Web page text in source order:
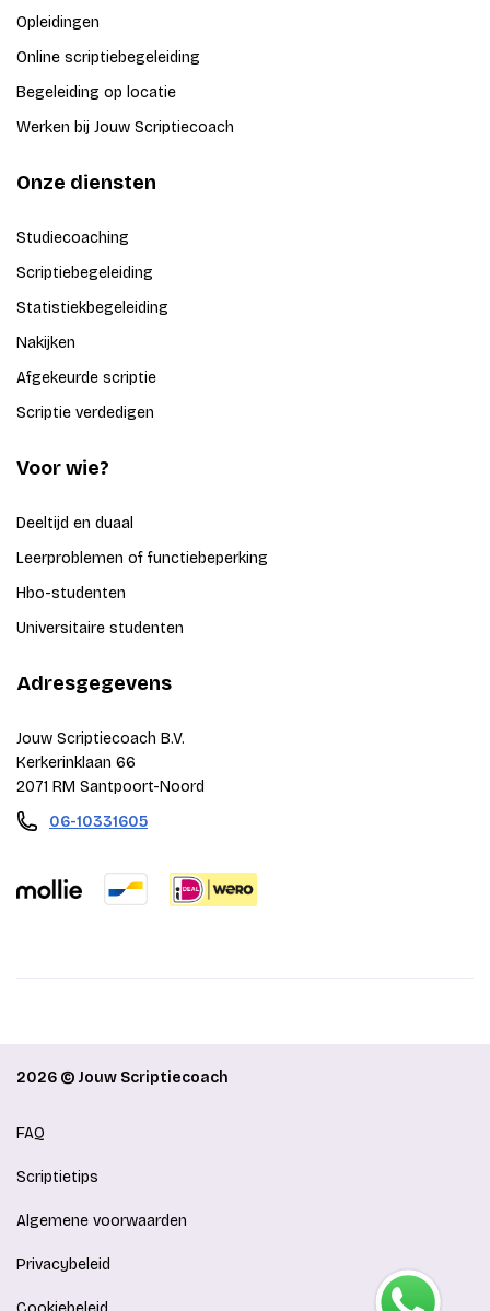
Opleidingen
Online scriptiebegeleiding
Begeleiding op locatie
Werken bij Jouw Scriptiecoach
Onze diensten
Studiecoaching
Scriptiebegeleiding
Statistiekbegeleiding
Nakijken
Afgekeurde scriptie
Scriptie verdedigen
Voor wie?
Deeltijd en duaal
Leerproblemen of functiebeperking
Hbo-studenten
Universitaire studenten
Adresgegevens
Jouw Scriptiecoach B.V.
Kerkerinklaan 66
2071 RM Santpoort-Noord
06-10331605
2026 © Jouw Scriptiecoach
FAQ
Scriptietips
Algemene voorwaarden
Privacybeleid